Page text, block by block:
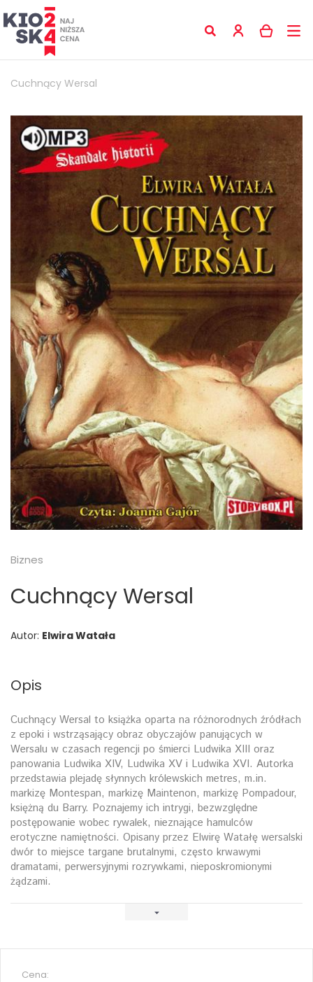
Cuchnący Wersal
Biznes
Cuchnący Wersal
Autor: Elwira Watała
Opis
Cuchnący Wersal to książka oparta na różnorodnych źródłach
z epoki i wstrząsający obraz obyczajów panujących w
Wersalu w czasach regencji po śmierci Ludwika XIII oraz
panowania Ludwika XIV, Ludwika XV i Ludwika XVI. Autorka
przedstawia plejadę słynnych królewskich metres, m.in.
markizę Montespan, markizę Maintenon, markizę Pompadour,
księżną du Barry. Poznajemy ich intrygi, bezwzględne
postępowanie wobec rywalek, nieznające hamulców
erotyczne namiętności. Opisany przez Elwirę Watałę wersalski
dwór to miejsce targane brutalnymi, często krwawymi
dramatami, perwersyjnymi rozrywkami, nieposkromionymi
żądzami.
Cena: